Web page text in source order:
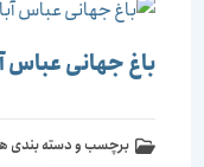
باغ جهانی عباس
برچسب و دسته بندی های